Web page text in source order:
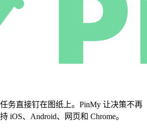
务直接钉在图纸上。PinMy 让决策不再
iOS、Android、网页和 Chrome。